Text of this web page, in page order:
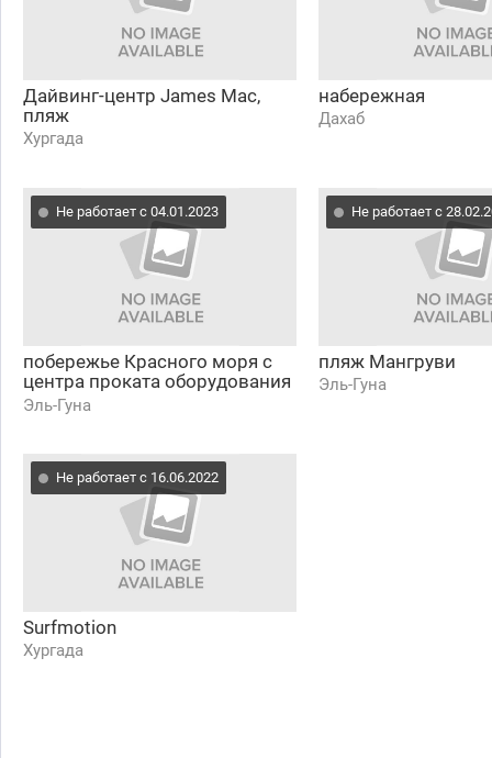
Дайвинг-центр James Mac,
пляж
Хургада
набережная
Дахаб
Не работает с 04.01.2023
побережье Красного моря с
центра проката оборудования
Element Watersports
Эль-Гуна
Не работает с
пляж Мангруви
Эль-Гуна
Не работает с 16.06.2022
Surfmotion
Хургада